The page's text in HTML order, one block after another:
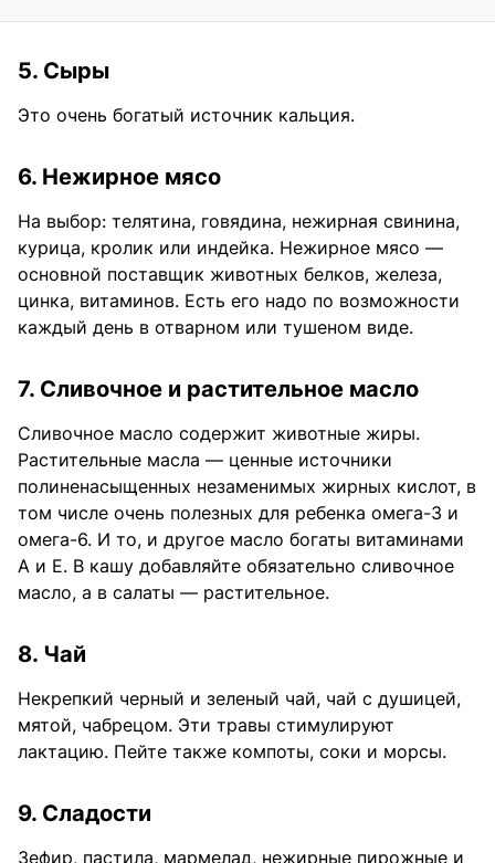
5. Сыры
Это очень богатый источник кальция.
6. Нежирное мясо
На выбор: телятина, говядина, нежирная свинина,
курица, кролик или индейка. Нежирное мясо —
основной поставщик животных белков, железа,
цинка, витаминов. Есть его надо по возможности
каждый день в отварном или тушеном виде.
7. Сливочное и растительное масло
Сливочное масло содержит животные жиры.
Растительные масла — ценные источники
полиненасыщенных незаменимых жирных кислот, в
том числе очень полезных для ребенка омега-3 и
омега-6. И то, и другое масло богаты витаминами
А и Е. В кашу добавляйте обязательно сливочное
масло, а в салаты — растительное.
8. Чай
Некрепкий черный и зеленый чай, чай с душицей,
мятой, чабрецом. Эти травы стимулируют
лактацию. Пейте также компоты, соки и морсы.
9. Сладости
Зефир, пастила, мармелад, нежирные пирожные и